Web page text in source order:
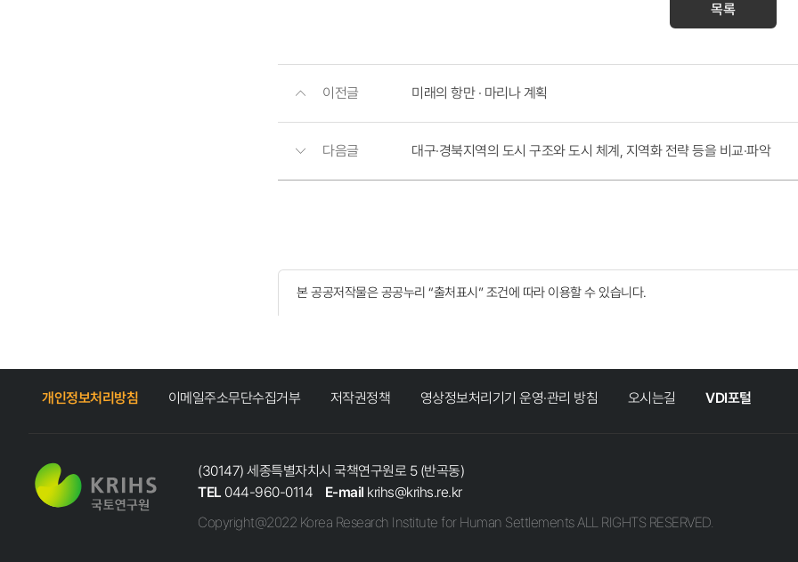
목록
이전글 미래의 항만 · 마리나 계획
다음글 대구·경북지역의 도시 구조와 도시 체계, 지역화 전략 등을 비교·파악
본 공공저작물은 공공누리 “출처표시”조건에 따라 이용할 수 있습니다.
개인정보처리방침 이메일주소무단수집거부 저작권정책 영상정보처리기기 운영·관리 방침 오시는길 VDI포털
(30147) 세종특별자치시 국책연구원로 5 (반곡동)
TEL 044-960-0114 E-mail krihs@krihs.re.kr
Copyright@2022 Korea Research Institute for Human Settlements ALL RIGHTS RESERVED.